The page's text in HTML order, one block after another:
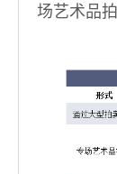
场艺术品